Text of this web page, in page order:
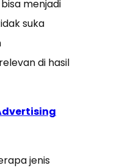
menjadi
suka
di hasil
jenis